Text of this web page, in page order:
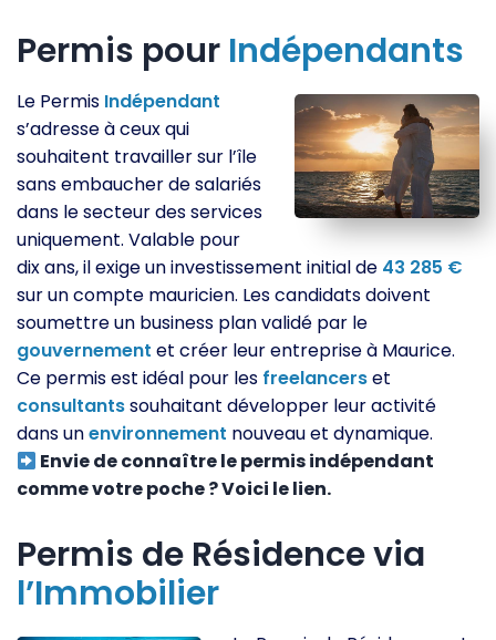
Permis pour Indépendants
Le Permis Indépendant
s’adresse à ceux qui
souhaitent travailler sur l’île
sans embaucher de salariés
dans le secteur des services
uniquement. Valable pour
dix ans, il exige un investissement initial de 43 285 €
sur un compte mauricien. Les candidats doivent
soumettre un business plan validé par le
gouvernement et créer leur entreprise à Maurice.
Ce permis est idéal pour les freelancerset
consultantssouhaitant développer leur activité
dans unenvironnement nouveau et dynamique.
Envie de connaître le permis indépendant
comme votre poche ? Voici le lien.
Permis de Résidence via
l’Immobilier